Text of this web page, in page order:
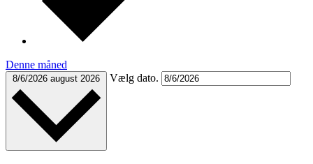
Denne måned
8/6/2026 august 2026 Vælg dato.